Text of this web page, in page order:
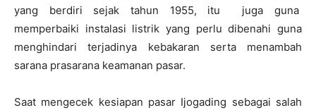
yang berdiri sejak tahun 1955, itu juga guna
memperbaiki instalasi listrik yang perlu dibenahi guna
menghindari terjadinya kebakaran serta menambah
sarana prasarana keamanan pasar.
Saat mengecek kesiapan pasar Ijogading sebagai salah